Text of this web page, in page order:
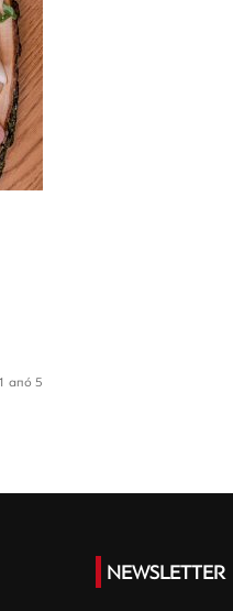
από 5
NEWSLETTER